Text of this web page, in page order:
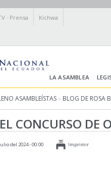
· Prensa Kichwa
LA ASAMBLEA
ASAMBLEÍSTAS » BLOG DE ROSA
CONCURSO DE
del 2024 - 00:00 Imprimir